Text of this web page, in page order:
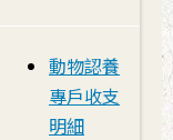
動物認養
專戶收支
明細